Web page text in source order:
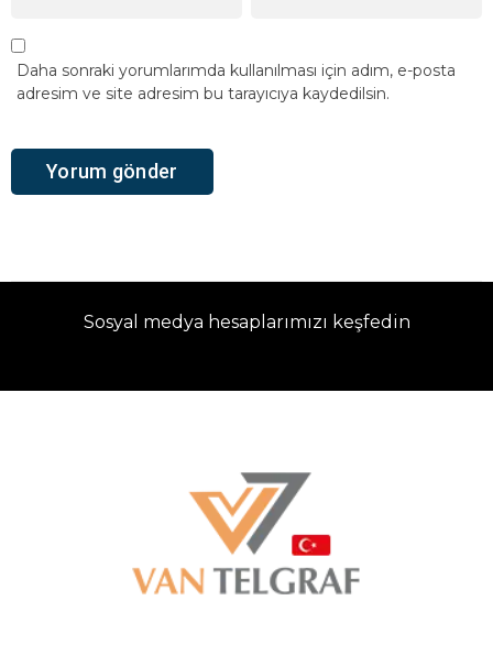
Daha sonraki yorumlarımda kullanılması için adım, e-posta
adresim ve site adresim bu tarayıcıya kaydedilsin.
Sosyal medya hesaplarımızı keşfedin